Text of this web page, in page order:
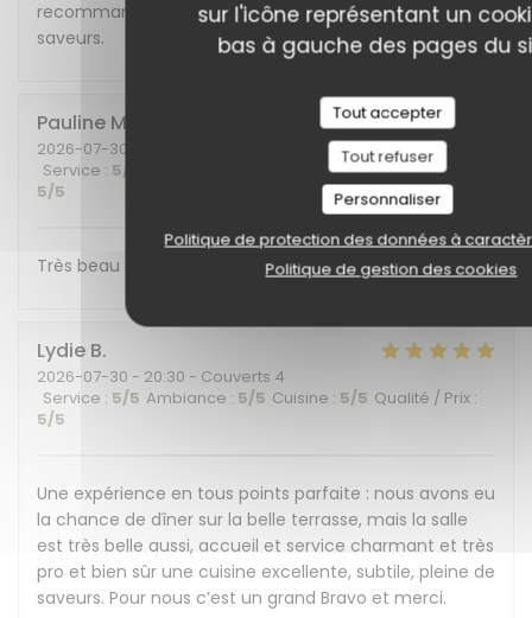
sur l'icône représentant un
bas à gauche des pages du
Tout accepter
Tout refuser
Personnaliser
Politique de protection des données à
Politique de gestion des cookies
recommandons cet endroit plein de charme et de
saveurs.
Pauline M
2026-07-30
Service : 5/5 Cuisine:5/5 Qualité / Prix
5/5
Très beau cadre et belle découverte gustative !
Lydie B
2026-07-30 - 20:30 - Couverts 4
Service : 5/5 Ambiance : 5/5 Cuisine : 5/5 Qualité / Prix :
5/5
Une expérience en tous points parfaite : nous avons eu
la chance de dîner sur la belle terrasse, mais la salle
est très belle aussi, accueil et service charmant et très
pro et bien sûr une cuisine excellente, subtile, pleine de
saveurs. Pour nous c’est un grand Bravo et merci.